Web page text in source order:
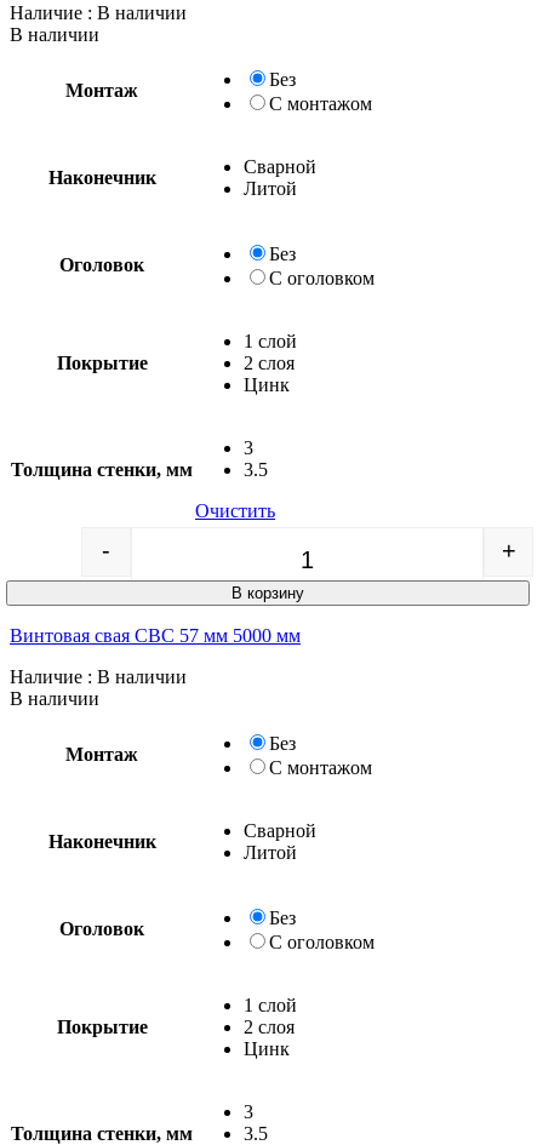
Наличие : В наличии
В наличии
Монтаж
Без
С монтажом
Наконечник
Сварной
Литой
Оголовок
Без
С оголовком
Покрытие
1 слой
2 слоя
Цинк
Толщина стенки, мм
3
3.5
Очистить
Quantity
- +
В корзину
Винтовая свая СВС 57 мм 5000 мм
Наличие : В наличии
В наличии
Монтаж
Без
С монтажом
Наконечник
Сварной
Литой
Оголовок
Без
С оголовком
Покрытие
1 слой
2 слоя
Цинк
Толщина стенки, мм
3
3.5